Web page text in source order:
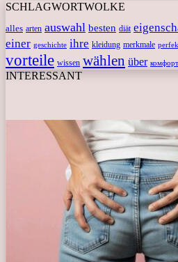
SCHLAGWORTWOLKE
alles arten auswahl besten diät
einer geschichte ihre kleidung merkmale
vorteile wissen wählen über комфорт
INTERESSANT